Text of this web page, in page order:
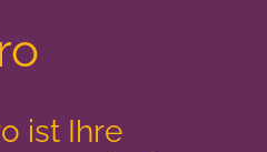
ist Ihre